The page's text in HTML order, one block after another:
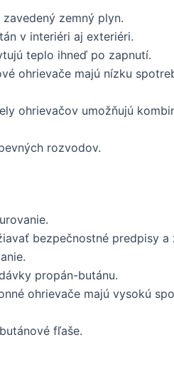
zemný plyn.
v interiéri aj exteriéri.
teplo ihneď po zapnutí.
ohrievače majú nízku
ohrievačov umožňujú
rozvodov.
bezpečnostné predpisy a
propán-butánu.
ohrievače majú vysokú
fľaše.